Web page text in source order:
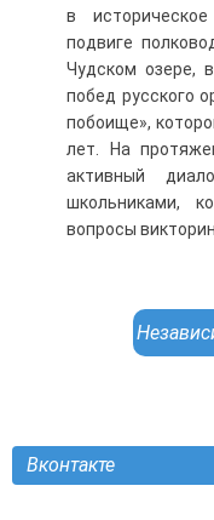
в
подвиге
Чудском озере,
побед русского
побоище»,
лет. На
активный
школьниками,
вопросы
Вконтакте